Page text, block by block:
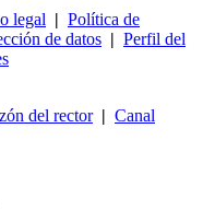
legal | Política de
de datos | Perfil del
del rector| Canal